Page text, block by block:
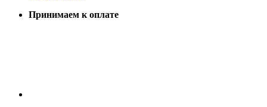
Принимаем к оплате